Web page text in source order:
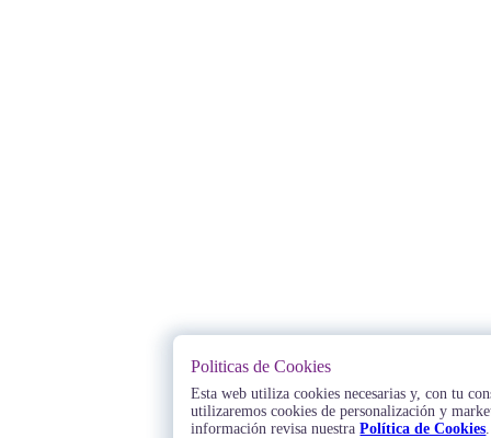
Politicas de Cookies
Esta web utiliza cookies necesarias y, con tu
utilizaremos cookies de personalización y
información revisa nuestraPolítica de Cookies.